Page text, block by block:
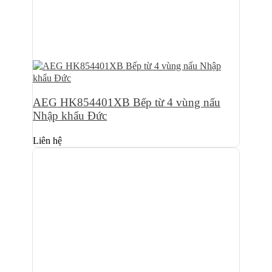
AEG HK854401XB Bếp từ 4 vùng nấu
Nhập khẩu Đức
Liên hệ